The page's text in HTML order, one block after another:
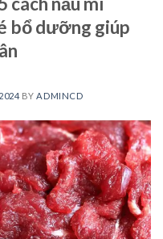
bổ dưỡng giúp
BY ADMINCD